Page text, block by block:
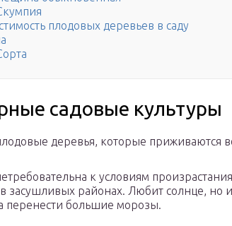
плодовых деревьев в саду
садовые культуры
деревья, которые приживаются
к условиям
в засушливых районах. Любит солнце, но
перенести большие морозы.